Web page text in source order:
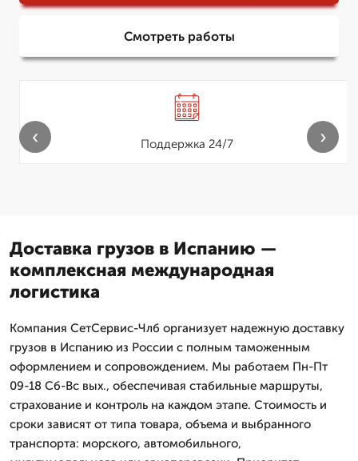
Смотреть работы
Поддержка 24/7
‹ ›
Доставка грузов в Испанию —
комплексная международная
логистика
Компания СетСервис-Члб организует надежную доставку
грузов в Испанию из России с полным таможенным
оформлением и сопровождением. Мы работаем Пн-Пт
09-18 Сб-Вс вых., обеспечивая стабильные маршруты,
страхование и контроль на каждом этапе. Стоимость и
сроки зависят от типа товара, объема и выбранного
транспорта: морского, автомобильного,